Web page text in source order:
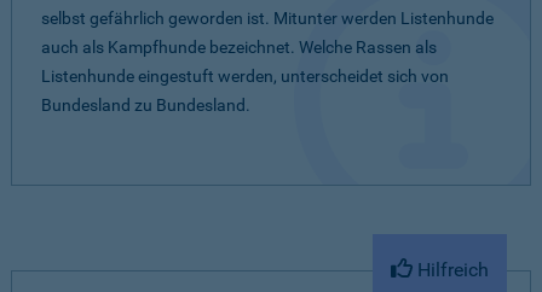
selbst gefährlich geworden ist. Mitunter werden Listenhunde
auch als Kampfhunde bezeichnet. Welche Rassen als
Listenhunde eingestuft werden, unterscheidet sich von
Bundesland zu Bundesland.
Hilfreich